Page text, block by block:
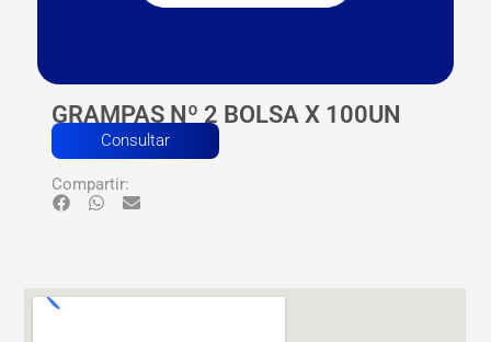
GRAMPAS Nº 2 BOLSA X 100UN
Consultar
Compartir: